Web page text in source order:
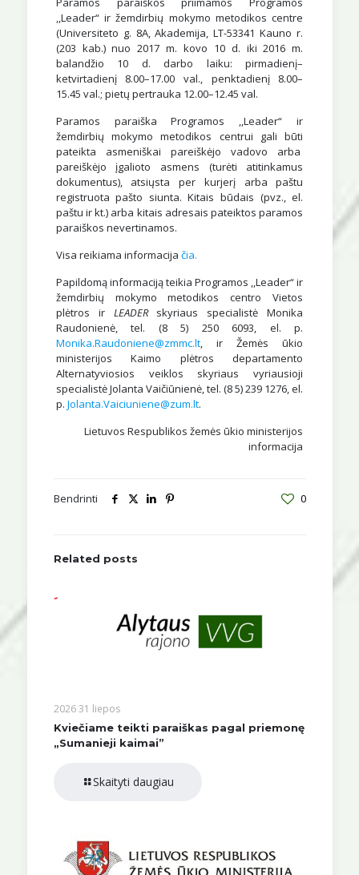
,,Leader“ ir žemdirbių mokymo metodikos centre
(Universiteto g. 8A, Akademija, LT-53341 Kauno r.
(203 kab.) nuo 2017 m. kovo 10 d. iki 2016 m.
balandžio 10 d. darbo laiku: pirmadienį–
ketvirtadienį 8.00–17.00 val., penktadienį 8.00–
15.45 val.; pietų pertrauka 12.00–12.45 val.
Paramos paraiška Programos ,,Leader“ ir
žemdirbių mokymo metodikos centrui gali būti
pateikta asmeniškai pareiškėjo vadovo arba
pareiškėjo įgalioto asmens (turėti atitinkamus
dokumentus), atsiųsta per kurjerį arba paštu
registruota pašto siunta. Kitais būdais (pvz., el.
paštu ir kt.) arba kitais adresais pateiktos paramos
paraiškos nevertinamos.
Visa reikiama informacija čia.
Papildomą informaciją teikia Programos ,,Leader“ ir
žemdirbių mokymo metodikos centro Vietos
plėtros ir LEADERskyriaus specialistė Monika
Raudonienė, tel. (8 5) 250 6093, el. p.
Monika.Raudoniene@zmmc.lt, ir Žemės ūkio
ministerijos Kaimo plėtros departamento
Alternatyviosios veiklos skyriaus vyriausioji
specialistė Jolanta Vaičiūnienė, tel. (8 5) 239 1276, el.
p. Jolanta.Vaiciuniene@zum.lt.
Lietuvos Respublikos žemės ūkio ministerijos
informacija
Bendrinti 0
Related posts
2026 31 liepos
Kviečiame teikti paraiškas pagal priemonę
„Sumanieji kaimai”
Skaityti daugiau